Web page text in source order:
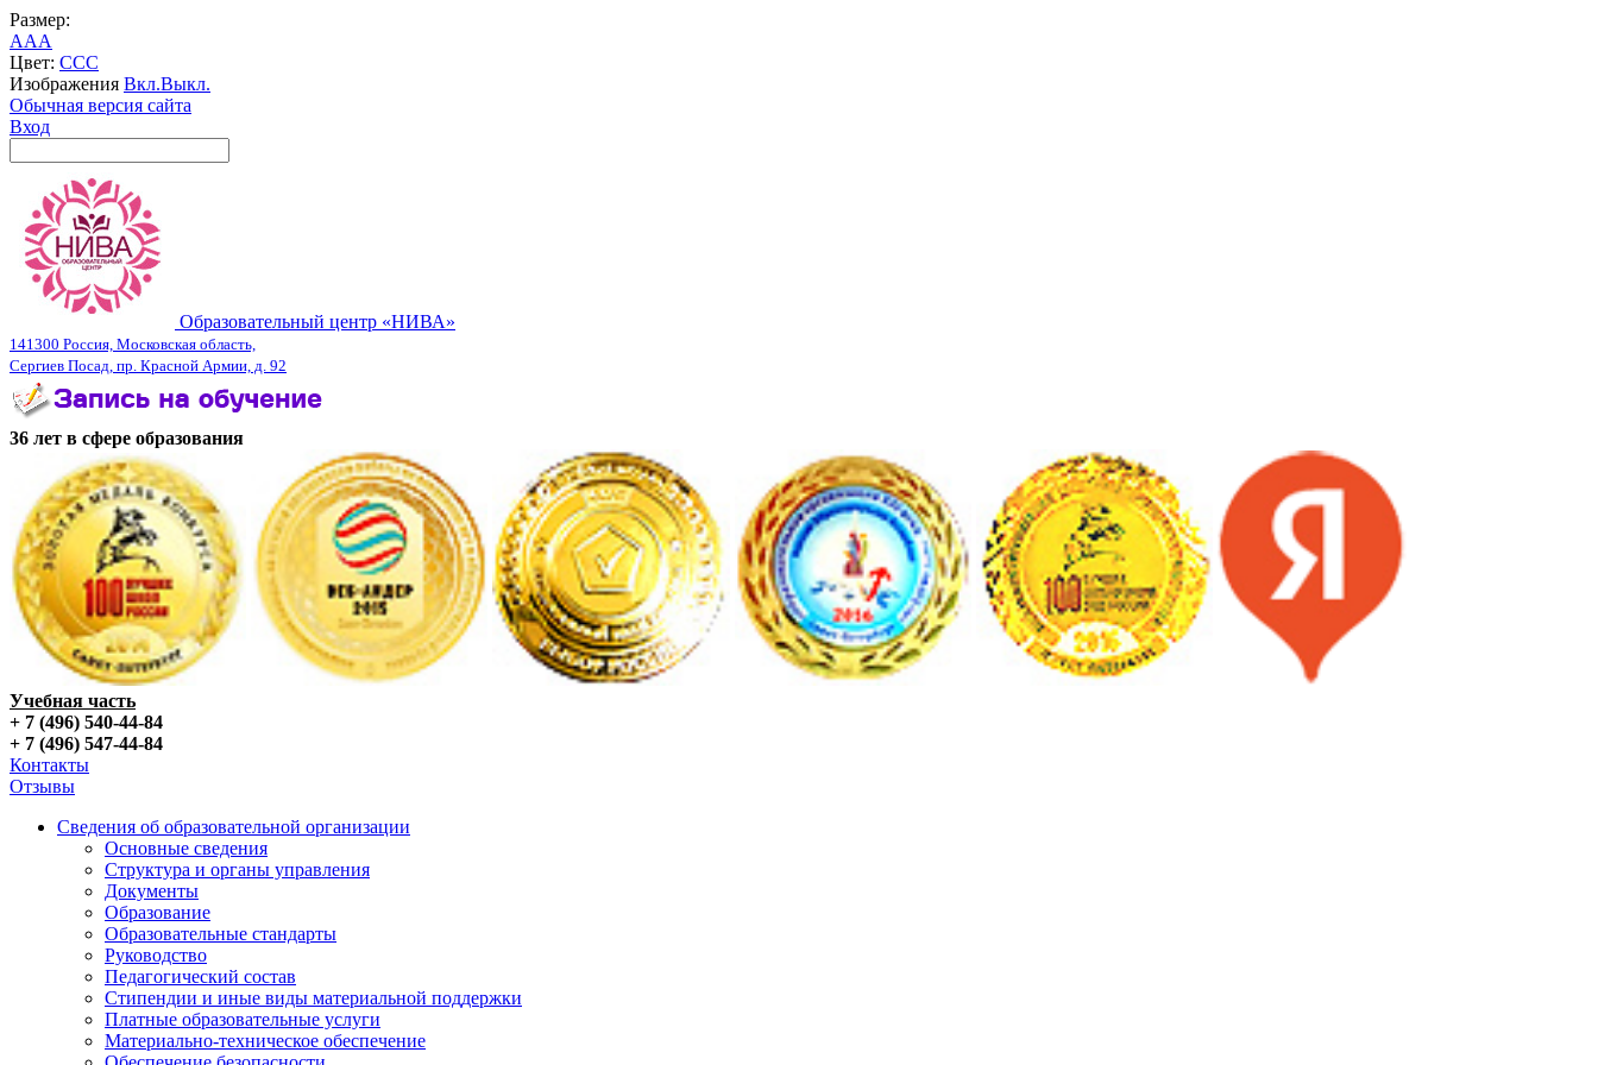
Размер:
AAA
Цвет: CCC
Изображения Вкл.Выкл.
Обычная версия сайта
Вход
Образовательный центр «НИВА»
141300 Россия, Московская область,
Сергиев Посад, пр. Красной Армии, д. 92
36 лет в сфере образования
Учебная часть
+ 7 (496) 540-44-84
+ 7 (496) 547-44-84
Контакты
Отзывы
Сведения об образовательной организации
Основные сведения
Структура и органы управления
Документы
Образование
Образовательные стандарты
Руководство
Педагогический состав
Стипендии и иные виды материальной поддержки
Платные образовательные услуги
Материально-техническое обеспечение